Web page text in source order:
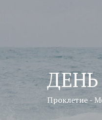
ДЕНЬ
Проклетие -